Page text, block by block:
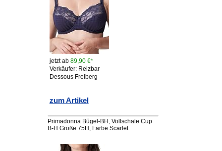
jetzt ab 89,90 €*
Verkäufer: Reizbar
Dessous Freiberg
zum Artikel
Primadonna Bügel-BH, Vollschale Cup
B-H Größe 75H, Farbe Scarlet